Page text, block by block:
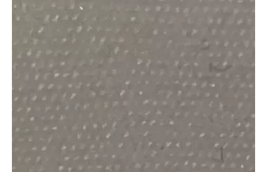
COPAINS D'AVANT
S'inscrire
Se connecter
Primaires
Universités
Entreprises
Service militaire
Avis de recherche
AVIS DE DÉCÈS
FORUM
Bricolage
Culture
Television
Voyage